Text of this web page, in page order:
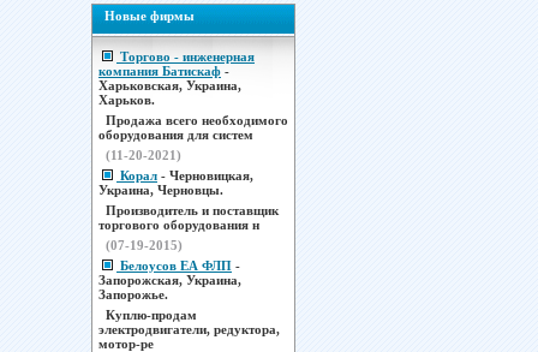
Новые фирмы
Торгово - инженерная
компания Батискаф -
Харьковская, Украина,
Харьков.
Продажа всего необходимого
оборудования для систем
(11-20-2021)
Корал - Черновицкая,
Украина, Черновцы.
Производитель и поставщик
торгового оборудования н
(07-19-2015)
Белоусов ЕА ФЛП -
Запорожская, Украина,
Запорожье.
Куплю-продам
электродвигатели, редуктора,
мотор-ре